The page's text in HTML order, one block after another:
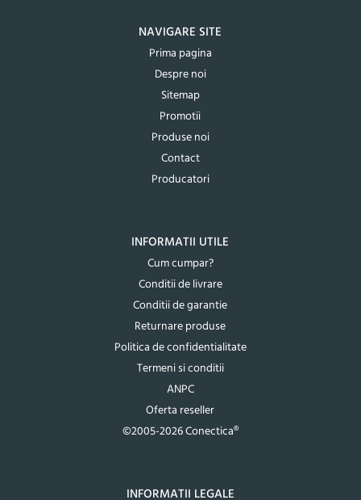
NAVIGARE SITE
Prima pagina
Despre noi
Sitemap
Promotii
Produse noi
Contact
Producatori
INFORMATII UTILE
Cum cumpar?
Conditii de livrare
Conditii de garantie
Returnare produse
Politica de confidentialitate
Termeni si conditii
ANPC
Oferta reseller
©2005-2026 Conectica®
INFORMATII LEGALE